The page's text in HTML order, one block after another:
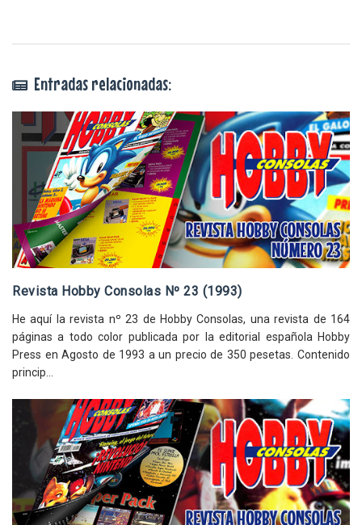
Entradas relacionadas:
Revista Hobby Consolas Nº 23 (1993)
He aquí la revista nº 23 de Hobby Consolas, una revista de 164
páginas a todo color publicada por la editorial española Hobby
Press en Agosto de 1993 a un precio de 350 pesetas. Contenido
princip...